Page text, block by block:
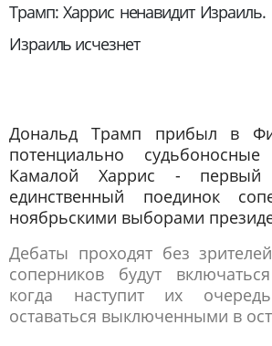
Трамп: Харрис ненавидит Израиль.
Израиль исчезнет
Дональд Трамп прибыл в
потенциально
Камалой Харрис -
единственный поединок
ноябрьскими выборами
Дебаты проходят без
соперников будут
когда наступит их
оставаться выключенными в